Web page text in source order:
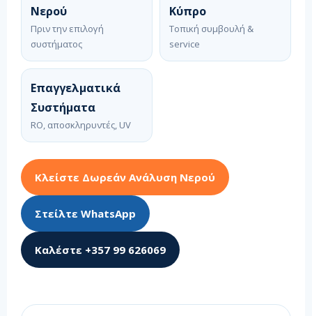
Νερού
Πριν την επιλογή
συστήματος
Κύπρο
Τοπική συμβουλή &
service
Επαγγελματικά
Συστήματα
RO, αποσκληρυντές, UV
Κλείστε Δωρεάν Ανάλυση Νερού
Στείλτε WhatsApp
Καλέστε +357 99 626069